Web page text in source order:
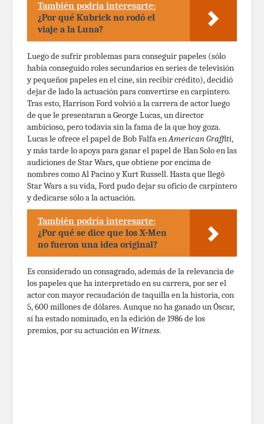
También podría interesarte:
¿Por qué Kubrick no rodó el
viaje a la Luna?
Luego de sufrir problemas para conseguir papeles (sólo
había conseguido roles secundarios en series de televisión
y pequeños papeles en el cine, sin recibir crédito), decidió
dejar de lado la actuación para convertirse en carpintero.
Tras esto, Harrison Ford volvió a la carrera de actor luego
de que le presentaran a George Lucas, un director
ambicioso, pero todavía sin la fama de la que hoy goza.
Lucas le ofrece el papel de Bob Falfa enAmerican Graffiti,
y más tarde lo apoya para ganar el papel de Han Solo en las
audiciones de Star Wars, que obtiene por encima de
nombres como Al Pacino y Kurt Russell. Hasta que llegó
Star Wars a su vida, Ford pudo dejar su oficio de carpintero
y dedicarse sólo a la actuación.
También podría interesarte:
¿Por qué se dice que los X-Men
no fueron una idea original?
Es considerado un consagrado, además de la relevancia de
los papeles que ha interpretado en su carrera, por ser el
actor con mayor recaudación de taquilla en la historia, con
5, 600 millones de dólares. Aunque no ha ganado un Óscar,
sí ha estado nominado, en la edición de 1986 de los
premios, por su actuación enWitness.